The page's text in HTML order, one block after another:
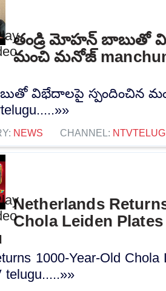
తండ్రి మోహన్ బాబుతో
మంచి మనోజ్
విభేదాలపై స్పందించిన
NEWS CHANNEL:
Netherlands
Chola Leiden
1000-Year-Old
telugu.....»»